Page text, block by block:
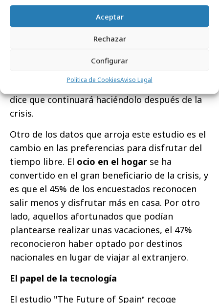
Aceptar
Rechazar
Configurar
Política de CookiesAviso Legal
su situación económica o compra ahora más
que antes de la crisis.
Otra modalidad de consumo se ha abierto con
la recesión, como es el caso de los
reconoce que los utiliza regularmente y el 21%
dice que continuará haciéndolo después de la
crisis.
Otro de los datos que arroja este estudio es el
cambio en las preferencias para disfrutar del
tiempo libre. El ocio en el hogar se ha
convertido en el gran beneficiario de la crisis, y
es que el 45% de los encuestados reconocen
salir menos y disfrutar más en casa. Por otro
lado, aquellos afortunados que podían
plantearse realizar unas vacaciones, el 47%
reconocieron haber optado por destinos
nacionales en lugar de viajar al extranjero.
El papel de la tecnología
El estudio "The Future of Spain‟ recoge